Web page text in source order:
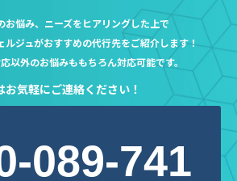
ルジュが
おすすめの代行先をご紹介します！
応以外のお悩みももちろん対応可能です。
お気軽にご連絡ください！
089-741